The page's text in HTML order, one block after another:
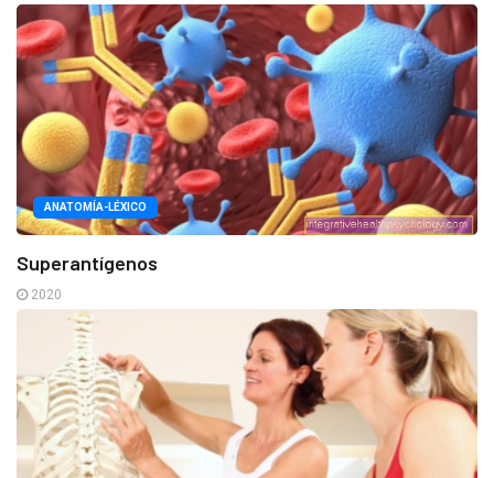
ANATOMÍA-LÉXICO
Superantígenos
2020